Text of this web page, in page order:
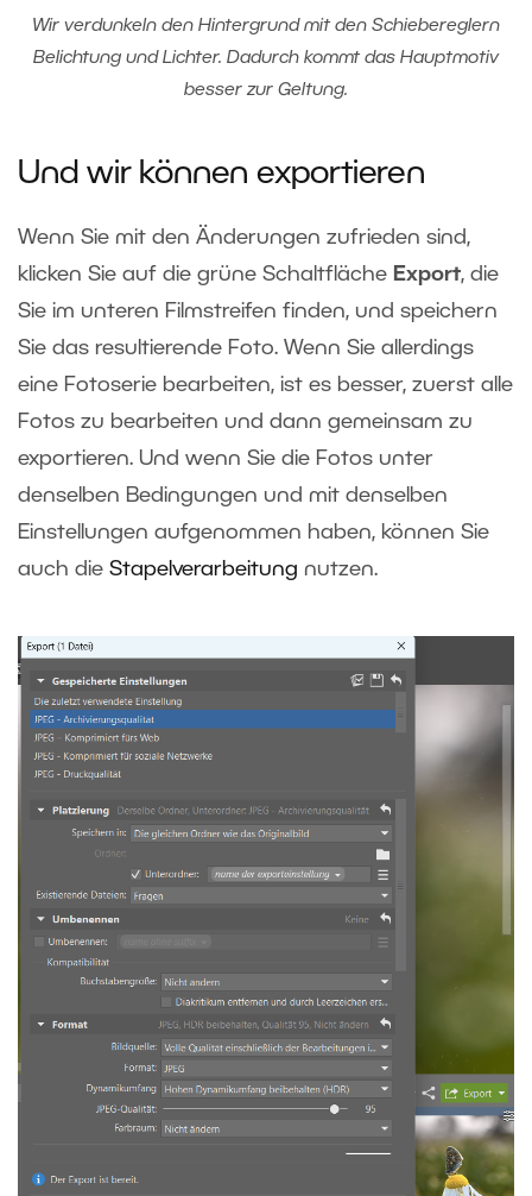
Wir verdunkeln den Hintergrund mit den Schiebereglern
Belichtung und Lichter. Dadurch kommt das Hauptmotiv
besser zur Geltung.
Und wir können exportieren
Wenn Sie mit den Änderungen zufrieden sind,
klicken Sie auf die grüne Schaltfläche Export, die
Sie im unteren Filmstreifen finden, und speichern
Sie das resultierende Foto. Wenn Sie allerdings
eine Fotoserie bearbeiten, ist es besser, zuerst alle
Fotos zu bearbeiten und dann gemeinsam zu
exportieren. Und wenn Sie die Fotos unter
denselben Bedingungen und mit denselben
Einstellungen aufgenommen haben, können Sie
auch die Stapelverarbeitung nutzen.